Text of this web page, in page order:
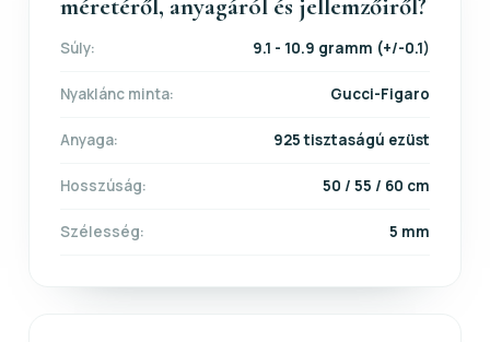
méretéről, anyagáról és jellemzőiről?
Súly: 9.1 - 10.9 gramm (+/-0.1)
Nyaklánc minta: Gucci-Figaro
Anyaga: 925 tisztaságú ezüst
Hosszúság: 50 / 55 / 60 cm
Szélesség: 5 mm